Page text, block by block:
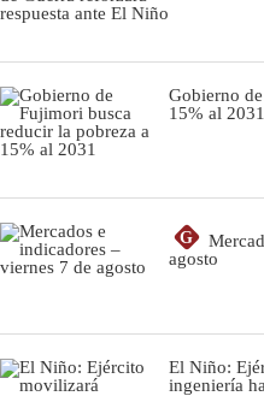
Gobierno
15% al 2031
G
agosto
El Niño:
ingeniería